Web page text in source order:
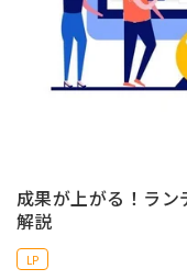
成果が上がる！ラ
解説
LP